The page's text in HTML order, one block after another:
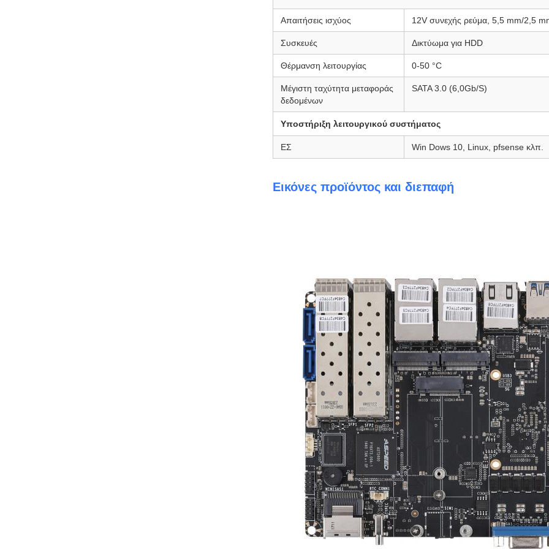
Απαιτήσεις ισχύος 12V συνεχής ρεύμα, 5,5 mm/2,5
Συσκευές Δικτύωμα για HDD
Θέρμανση λειτουργίας 0-50 °C
Μέγιστη ταχύτητα μεταφοράς
δεδομένων
SATA 3.0 (6,0Gb/S)
Υποστήριξη λειτουργικού συστήματος
ΕΣ Win Dows 10, Linux, pfsense κλπ.
Εικόνες προϊόντος και διεπαφή